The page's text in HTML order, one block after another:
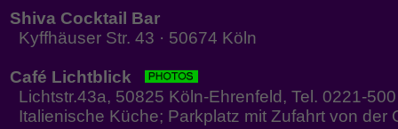
Shiva Cocktail Bar
Kyffhäuser Str. 43 · 50674 Köln
Café Lichtblick
Lichtstr.43a, 50825 Köln-Ehrenfeld, Tel. 0221-
Italienische Küche; Parkplatz mit Zufahrt von der